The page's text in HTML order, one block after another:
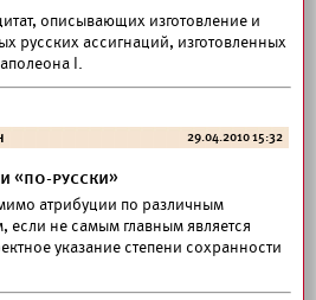
описывающих изготовление и
русских ассигнаций, изготовленных
I.
29.04.2010 15:32
«по-русски»
атрибуции по различным
если не самым главным является
указание степени сохранности